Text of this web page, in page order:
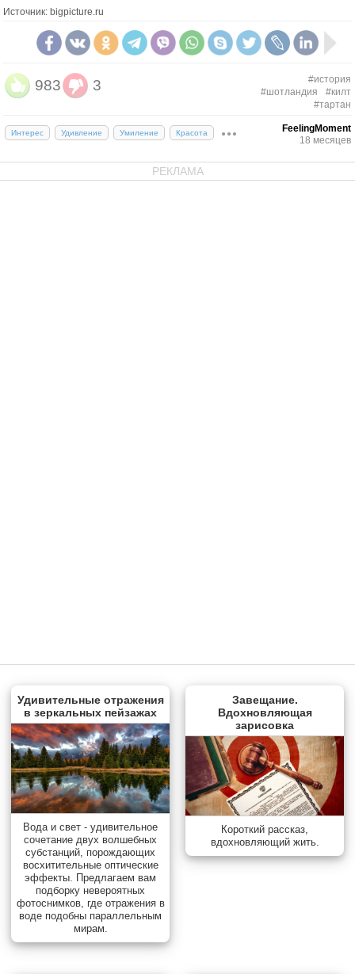
Источник: bigpicture.ru
983 3
#история
#шотландия
#килт
#тартан
Интерес Удивление Умиление Красота
FeelingMoment
18 месяцев
РЕКЛАМА
Удивительные отражения
в зеркальных пейзажах
Вода и свет - удивительное
сочетание двух волшебных
субстанций, порождающих
восхитительные оптические
эффекты. Предлагаем вам
подборку невероятных
фотоснимков, где отражения в
воде подобны параллельным
мирам.
Завещание.
Вдохновляющая
зарисовка
Короткий рассказ,
вдохновляющий жить.